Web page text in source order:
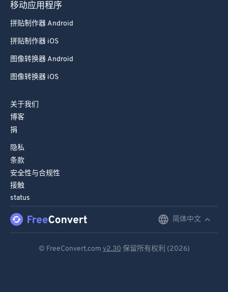
移动应用程序
拼贴制作器 Android
拼贴制作器 iOS
图像转换器 Android
图像转换器 iOS
关于我们
博客
捐
隐私
条款
安全性与合规性
接触
status
简体中文
© FreeConvert.com v2.30 保留所有权利 (2026)